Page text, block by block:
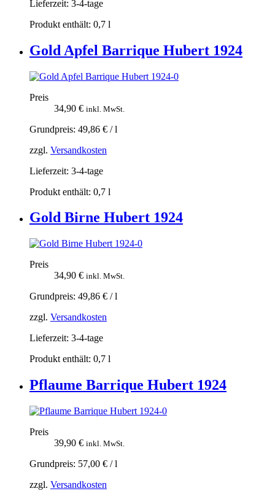
Lieferzeit: 3-4-tage
Produkt enthält: 0,7 l
Gold Apfel Barrique Hubert 1924
Preis
34,90 € inkl. MwSt.
Grundpreis: 49,86 € /l
zzgl. Versandkosten
Lieferzeit: 3-4-tage
Produkt enthält: 0,7 l
Gold Birne Hubert 1924
Preis
34,90 € inkl. MwSt.
Grundpreis: 49,86 € /l
zzgl. Versandkosten
Lieferzeit: 3-4-tage
Produkt enthält: 0,7 l
Pflaume Barrique Hubert 1924
Preis
39,90 € inkl. MwSt.
Grundpreis: 57,00 € /l
zzgl. Versandkosten